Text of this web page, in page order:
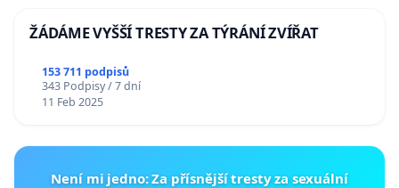
ŽÁDÁME VYŠŠÍ TRESTY ZA TÝRÁNÍ ZVÍŘAT
153 711 podpisů
343 Podpisy / 7 dní
11 Feb 2025
Není mi jedno: Za přísnější tresty za sexuální